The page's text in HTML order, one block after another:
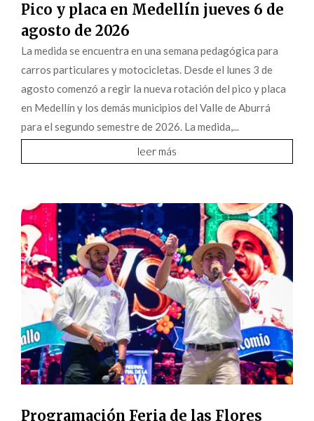
Pico y placa en Medellín jueves 6 de
agosto de 2026
La medida se encuentra en una semana pedagógica para
carros particulares y motocicletas. Desde el lunes 3 de
agosto comenzó a regir la nueva rotación del pico y placa
en Medellín y los demás municipios del Valle de Aburrá
para el segundo semestre de 2026. La medida,...
leer más
Programación Feria de las Flores